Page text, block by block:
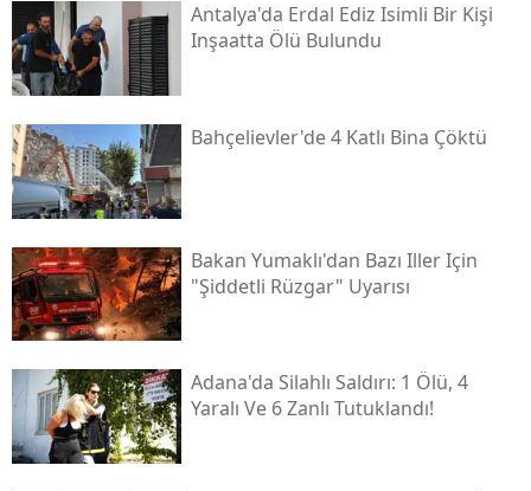
Antalya'da Erdal Ediz Isimli Bir Kişi
Inşaatta Ölü Bulundu
Bahçelievler'de 4 Katlı Bina Çöktü
Bakan Yumaklı'dan Bazı Iller Için
"şiddetli Rüzgar" Uyarısı
Adana'da Silahlı Saldırı: 1 Ölü, 4
Yaralı Ve 6 Zanlı Tutuklandı!